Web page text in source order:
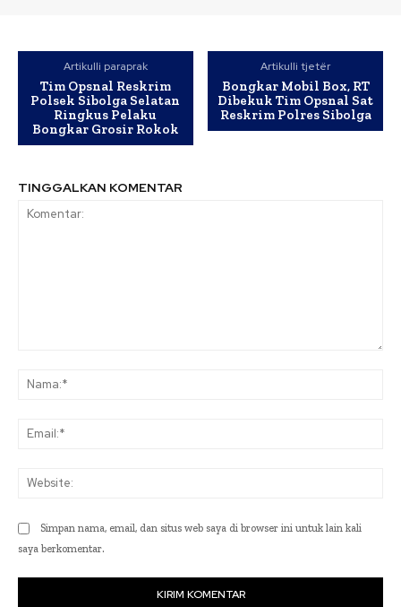
Artikulli paraprak
Tim Opsnal Reskrim
Polsek Sibolga Selatan
Ringkus Pelaku
Bongkar Grosir Rokok
Artikulli tjetër
Bongkar Mobil Box, RT
Dibekuk Tim Opsnal Sat
Reskrim Polres Sibolga
TINGGALKAN KOMENTAR
Simpan nama, email, dan situs web saya di browser ini untuk lain kali
saya berkomentar.